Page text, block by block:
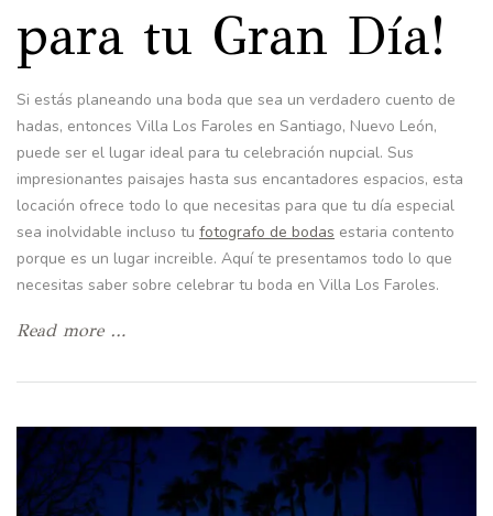
para tu Gran Día!
Si estás planeando una boda que sea un verdadero cuento de
hadas, entonces Villa Los Faroles en Santiago, Nuevo León,
puede ser el lugar ideal para tu celebración nupcial. Sus
impresionantes paisajes hasta sus encantadores espacios, esta
locación ofrece todo lo que necesitas para que tu día especial
sea inolvidable incluso tu fotografo de bodas estaria contento
porque es un lugar increible. Aquí te presentamos todo lo que
necesitas saber sobre celebrar tu boda en Villa Los Faroles.
Read more …